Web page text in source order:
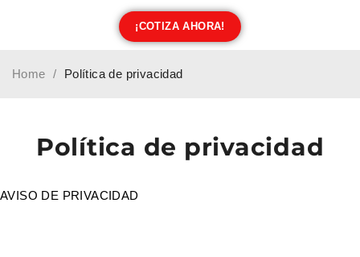
¡COTIZA AHORA!
Política de privacidad
Home / Política de privacidad
AVISO DE PRIVACIDAD